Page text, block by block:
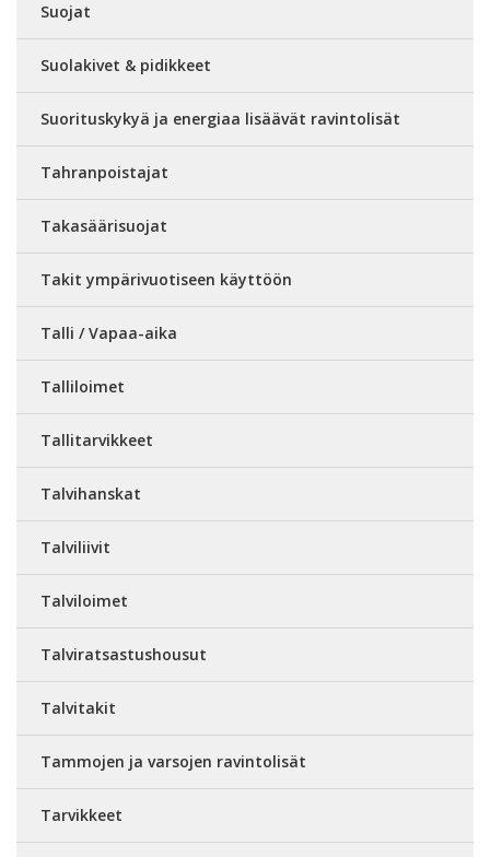
Suojat
Suolakivet & pidikkeet
Suorituskykyä ja energiaa lisäävät ravintolisät
Tahranpoistajat
Takasäärisuojat
Takit ympärivuotiseen käyttöön
Talli / Vapaa-aika
Talliloimet
Tallitarvikkeet
Talvihanskat
Talviliivit
Talviloimet
Talviratsastushousut
Talvitakit
Tammojen ja varsojen ravintolisät
Tarvikkeet